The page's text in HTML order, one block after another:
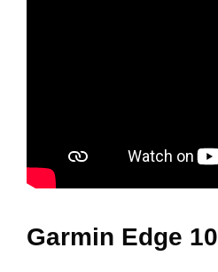
Garmin Edge